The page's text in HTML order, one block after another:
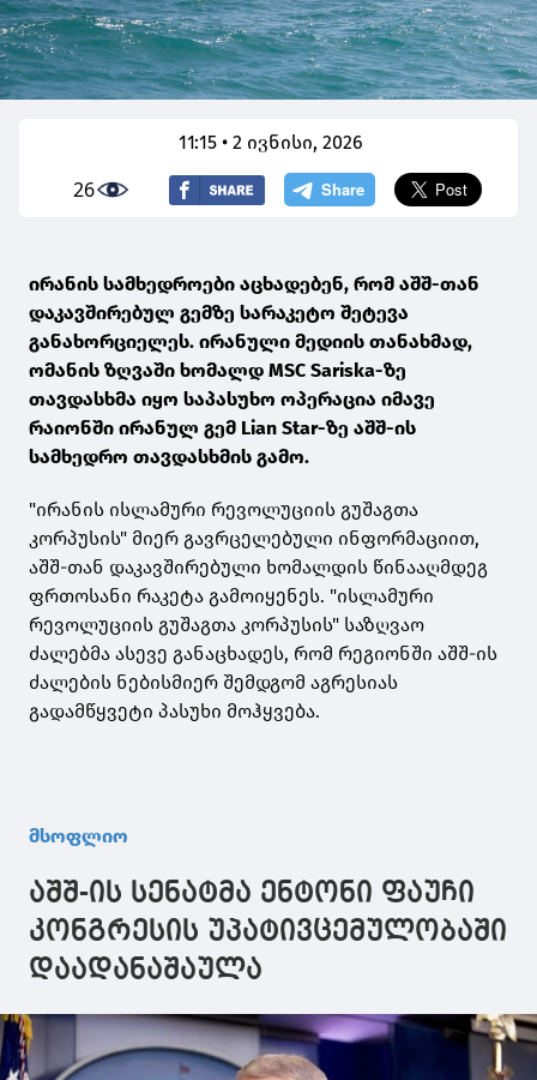
11:15 • 2 ივნისი, 2026
26
ირანის სამხედროები აცხადებენ, რომ აშშ-თან
დაკავშირებულ გემზე სარაკეტო შეტევა
განახორციელეს. ირანული მედიის თანახმად,
ომანის ზღვაში ხომალდ MSC Sariska-ზე
თავდასხმა იყო საპასუხო ოპერაცია იმავე
რაიონში ირანულ გემ Lian Star-ზე აშშ-ის
სამხედრო თავდასხმის გამო.
"ირანის ისლამური რევოლუციის გუშაგთა
კორპუსის" მიერ გავრცელებული ინფორმაციით,
აშშ-თან დაკავშირებული ხომალდის წინააღმდეგ
ფრთოსანი რაკეტა გამოიყენეს. "ისლამური
რევოლუციის გუშაგთა კორპუსის" საზღვაო
ძალებმა ასევე განაცხადეს, რომ რეგიონში აშშ-ის
ძალების ნებისმიერ შემდგომ აგრესიას
გადამწყვეტი პასუხი მოჰყვება.
მსოფლიო
აშშ-ის სენატმა ენტონი ფაუჩი
კონგრესის უპატივცემულობაში
დაადანაშაულა